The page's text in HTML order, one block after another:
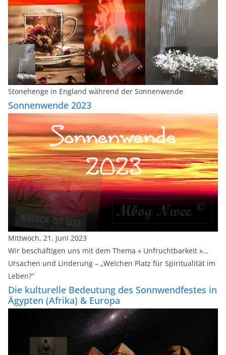
Stonehenge in England während der Sonnenwende
Sonnenwende 2023
Mittwoch, 21. Juni 2023
Wir beschäftigen uns mit dem Thema « Unfruchtbarkeit »…
Ursachen und Linderung – „Welchen Platz für Spiritualität im
Leben?“
Die kulturelle Bedeutung des Sonnwendfestes in
Ägypten (Afrika) & Europa